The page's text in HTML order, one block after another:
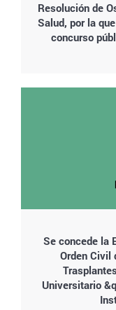
Resolución de
Salud, por la
concurso
Se concede la
Orden Civil
Universitario